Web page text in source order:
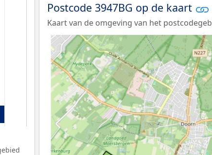
Postcode 3947BG op de kaart
Kaart van de omgeving van het